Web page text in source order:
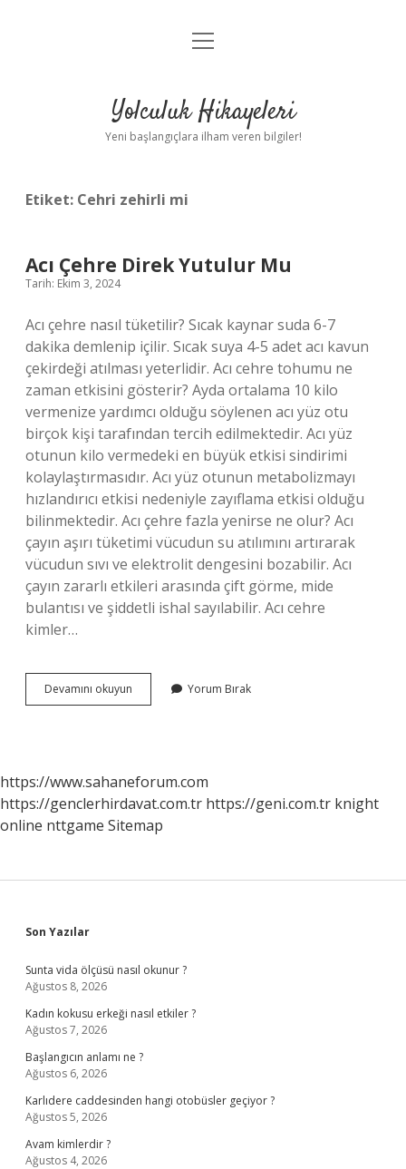
Anasayfa
Yasal Uyarı
menüyü
Yolculuk Hikayeleri
Yeni başlangıçlara ilham veren bilgiler!
Etiket: Cehri zehirli mi
Acı Çehre Direk Yutulur Mu
Tarih: Ekim 3, 2024
Acı çehre nasıl tüketilir? Sıcak kaynar suda 6-7
dakika demlenip içilir. Sıcak suya 4-5 adet acı kavun
çekirdeği atılması yeterlidir. Acı cehre tohumu ne
zaman etkisini gösterir? Ayda ortalama 10 kilo
vermenize yardımcı olduğu söylenen acı yüz otu
birçok kişi tarafından tercih edilmektedir. Acı yüz
otunun kilo vermedeki en büyük etkisi sindirimi
kolaylaştırmasıdır. Acı yüz otunun metabolizmayı
hızlandırıcı etkisi nedeniyle zayıflama etkisi olduğu
bilinmektedir. Acı çehre fazla yenirse ne olur? Acı
çayın aşırı tüketimi vücudun su atılımını artırarak
vücudun sıvı ve elektrolit dengesini bozabilir. Acı
çayın zararlı etkileri arasında çift görme, mide
bulantısı ve şiddetli ishal sayılabilir. Acı cehre
kimler…
Devamını okuyun
Çehre
Yorum Bırak
https://www.sahaneforum.com
https://genclerhirdavat.com.tr https://geni.com.tr knight
online nttgame Sitemap
Sidebar
Son Yazılar
Sunta vida ölçüsü nasıl okunur ?
Ağustos 8, 2026
Kadın kokusu erkeği nasıl etkiler ?
Ağustos 7, 2026
Başlangıcın anlamı ne ?
Ağustos 6, 2026
Karlıdere caddesinden hangi otobüsler geçiyor ?
Ağustos 5, 2026
Avam kimlerdir ?
Ağustos 4, 2026